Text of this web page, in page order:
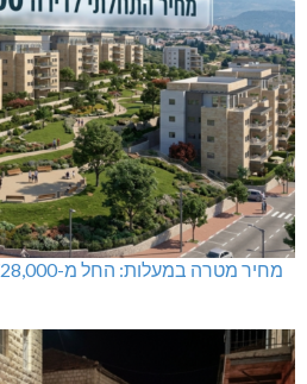
מחיר מטרה במעלות: החל מ-728,000 ₪